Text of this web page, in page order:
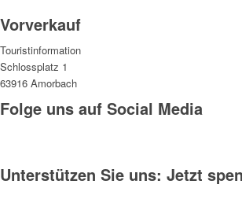
Vorverkauf
Touristinformation
Schlossplatz 1
63916 Amorbach
Folge uns auf Social Media
Unterstützen Sie uns: Jetzt